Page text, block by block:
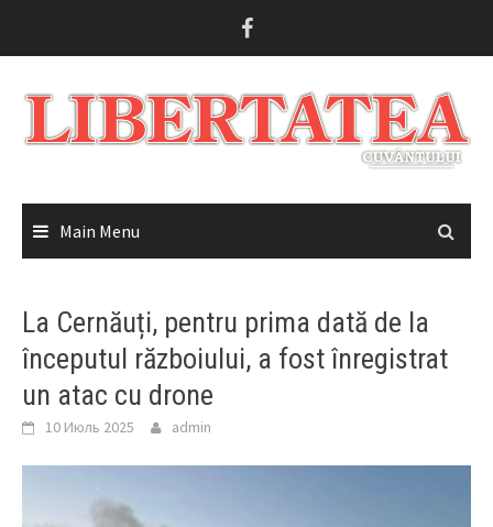
Main Menu
La Cernăuți, pentru prima dată de la
începutul războiului, a fost înregistrat
un atac cu drone
10 Июль 2025 admin